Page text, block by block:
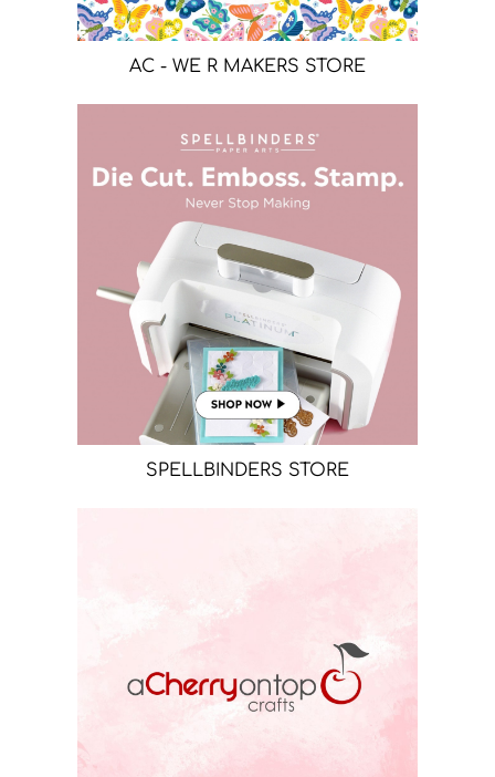
AC - WE R MAKERS STORE
SPELLBINDERS STORE